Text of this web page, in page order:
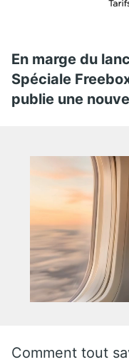
En marge du
Spéciale
publie une
Comment tout